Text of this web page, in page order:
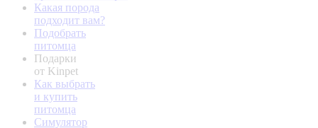
Какая порода
подходит вам?
Подобрать
питомца
Подарки
от Kinpet
Как выбрать
и купить
питомца
Симулятор